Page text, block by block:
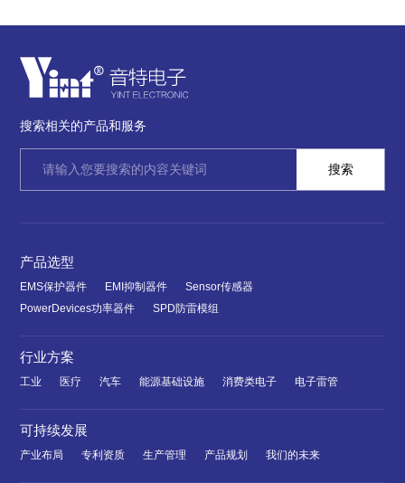
搜索相关的产品和服务
产品选型
EMS保护器件 EMI抑制器件
Sensor传感器
PowerDevices功率器件
SPD防雷模组
行业方案
工业 医疗 汽车 能源基础设施 消费类电子 电子雷管
可持续发展
产业布局 专利资质 生产管理 产品规划 我们的未来